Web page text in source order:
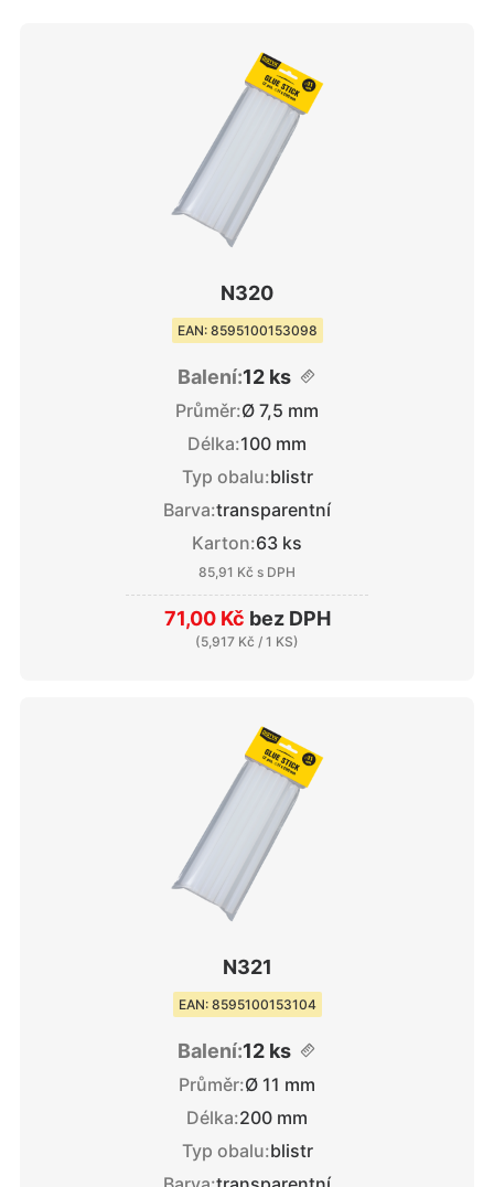
N320
EAN: 8595100153098
Balení:12 ks
Průměr:Ø 7,5 mm
Délka:100 mm
Typ obalu:blistr
Barva:transparentní
Karton:63 ks
85,91 Kč s DPH
71,00 Kč bez DPH
(5,917 Kč / 1 KS)
N321
EAN: 8595100153104
Balení:12 ks
Průměr:Ø 11 mm
Délka:200 mm
Typ obalu:blistr